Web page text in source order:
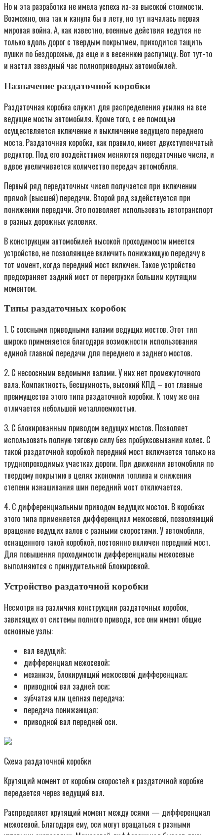
Но и эта разработка не имела успеха из-за высокой стоимости.
Возможно, она так и канула бы в лету, но тут началась первая
мировая война. А, как известно, военные действия ведутся не
только вдоль дорог с твердым покрытием, приходится тащить
пушки по бездорожью, да еще и в весеннюю распутицу. Вот тут-то
и настал звездный час полноприводных автомобилей.
Назначение раздаточной коробки
Раздаточная коробка служит для распределения усилия на все
ведущие мосты автомобиля. Кроме того, с ее помощью
осуществляется включение и выключение ведущего переднего
моста. Раздаточная коробка, как правило, имеет двухступенчатый
редуктор. Под его воздействием меняются передаточные числа, и
вдвое увеличивается количество передач автомобиля.
Первый ряд передаточных чисел получается при включении
прямой (высшей) передачи. Второй ряд задействуется при
понижении передачи. Это позволяет использовать автотранспорт
в разных дорожных условиях.
В конструкции автомобилей высокой проходимости имеется
устройство, не позволяющее включить понижающую передачу в
тот момент, когда передний мост включен. Такое устройство
предохраняет задний мост от перегрузки большим крутящим
моментом.
Типы раздаточных коробок
1. С соосными приводными валами ведущих мостов. Этот тип
широко применяется благодаря возможности использования
единой главной передачи для переднего и заднего мостов.
2. С несоосными ведомыми валами. У них нет промежуточного
вала. Компактность, бесшумность, высокий КПД – вот главные
преимущества этого типа раздаточной коробки. К тому же она
отличается небольшой металлоемкостью.
3. С блокированным приводом ведущих мостов. Позволяет
использовать полную тяговую силу без пробуксовывания колес. С
такой раздаточной коробкой передний мост включается только на
труднопроходимых участках дороги. При движении автомобиля по
твердому покрытию в целях экономии топлива и снижения
степени изнашивания шин передний мост отключается.
4. С дифференциальным приводом ведущих мостов. В коробках
этого типа применяется дифференциал межосевой, позволяющий
вращение ведущих валов с разными скоростями. У автомобиля,
оснащенного такой коробкой, постоянно включен передний мост.
Для повышения проходимости дифференциалы межосевые
выполняются с принудительной блокировкой.
Устройство раздаточной коробки
Несмотря на различия конструкции раздаточных коробок,
зависящих от системы полного привода, все они имеют общие
основные узлы:
вал ведущий;
дифференциал межосевой;
механизм, блокирующий межосевой дифференциал;
приводной вал задней оси;
зубчатая или цепная передача;
передача понижающая;
приводной вал передней оси.
Схема раздаточной коробки
Крутящий момент от коробки скоростей к раздаточной коробке
передается через ведущий вал.
Распределяет крутящий момент между осями — дифференциал
межосевой. Благодаря ему, оси могут вращаться с разными